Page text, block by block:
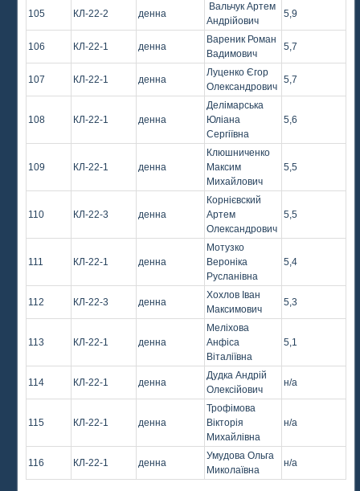
105 КЛ-22-2 денна
Вальчук Артем
Андрійович
5,9
106 КЛ-22-1 денна
Вареник Роман
Вадимович
5,7
107 КЛ-22-1 денна
Луценко Єгор
Олександрович
5,7
108 КЛ-22-1 денна
Делімарська
Юліана
Сергіївна
5,6
109 КЛ-22-1 денна
Клюшниченко
Максим
Михайлович
5,5
110 КЛ-22-3 денна
Корнієвский
Артем
Олександрович
5,5
111 КЛ-22-1 денна
Мотузко
Вероніка
Русланівна
5,4
112 КЛ-22-3 денна
Хохлов Іван
Максимович
5,3
113 КЛ-22-1 денна
Меліхова
Анфіса
Віталіївна
5,1
114 КЛ-22-1 денна
Дудка Андрій
Олексійович
н/а
115 КЛ-22-1 денна
Трофімова
Вікторія
Михайлівна
н/а
116 КЛ-22-1 денна
Умудова Ольга
Миколаївна
н/а